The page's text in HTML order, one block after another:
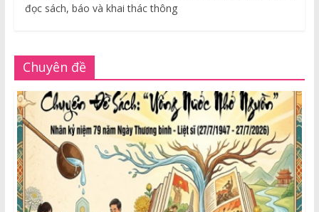
đọc sách, báo và khai thác thông
Chuyên đề